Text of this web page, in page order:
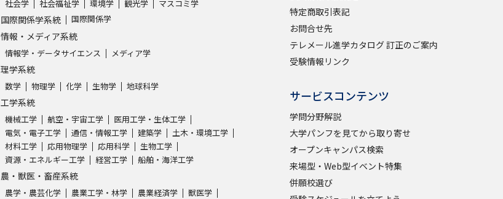
社会学 社会福祉学 環境学 観光学 マスコミ学
国際関係学系統 国際関係学
情報・メディア系統
情報学・データサイエンス メディア学
理学系統
数学 物理学 化学 生物学 地球科学
工学系統
機械工学 航空・宇宙工学
医用工学・生体工学
電気・電子工学
通信・情報工学 建築学
土木・環境工学
材料工学
応用物理学 応用科学
生物工学
資源・エネルギー工学
経営工学 船舶・海洋工学
農・獣医・畜産系統
農学・農芸化学 農業工学・林学 農業経済学
獣医学
特定商取引表記
お問合せ先
テレメール進学カタログ 訂正のご案内
受験情報リンク
サービスコンテンツ
学問分野解説
大学パンフを見てから取り寄せ
オープンキャンパス検索
来場型・Web型イベント特集
併願校選び